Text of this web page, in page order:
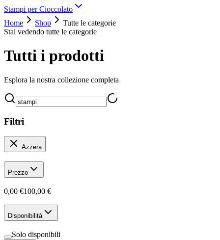
Stampi per Cioccolato
Home
Shop
Tutte le categorie
Stai vedendo tutte le categorie
Tutti i prodotti
Esplora la nostra collezione completa
Filtri
Azzera
Prezzo
0,00 €100,00 €
Disponibilità
Solo disponibili